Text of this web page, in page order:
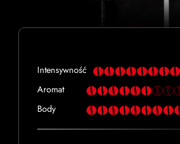
Intensywność
Aromat
Body